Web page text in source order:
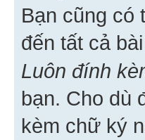
Bạn cũng có
đến tất cả
Luôn đính
bạn. Cho dù
kèm chữ ký